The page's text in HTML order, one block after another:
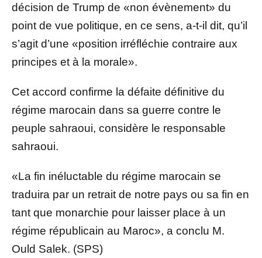
décision de Trump de «non évènement» du
point de vue politique, en ce sens, a-t-il dit, qu’il
s’agit d’une «position irréfléchie contraire aux
principes et à la morale».
Cet accord confirme la défaite définitive du
régime marocain dans sa guerre contre le
peuple sahraoui, considère le responsable
sahraoui.
«La fin inéluctable du régime marocain se
traduira par un retrait de notre pays ou sa fin en
tant que monarchie pour laisser place à un
régime républicain au Maroc», a conclu M.
Ould Salek. (SPS)